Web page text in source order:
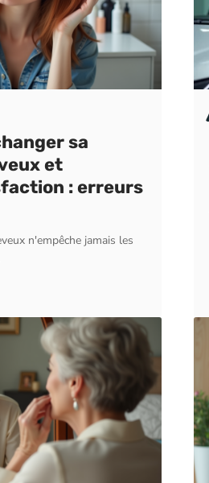
sa
et
: erreurs
n'empêche jamais les